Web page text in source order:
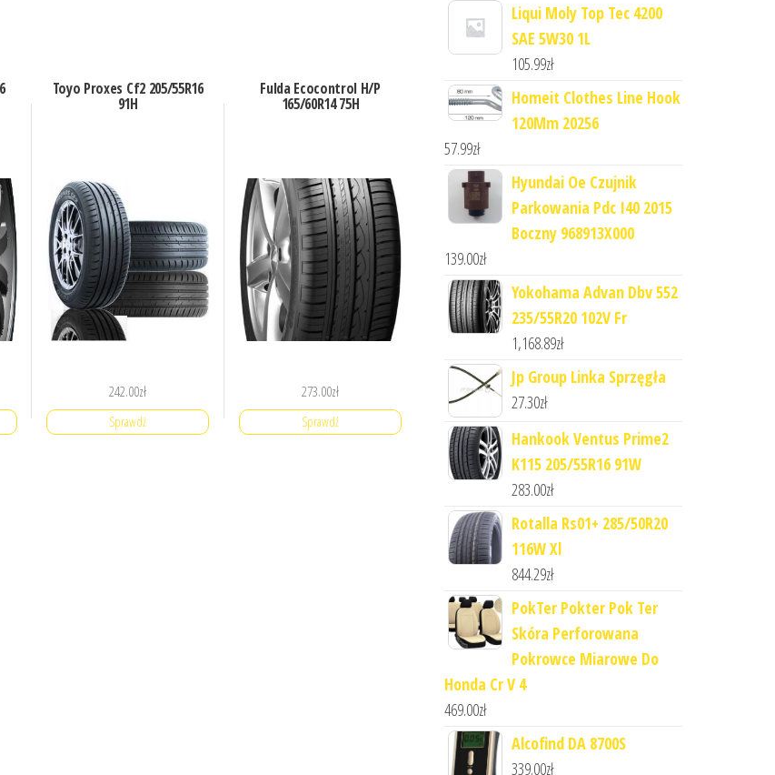
Toyo Proxes Cf2 205/55R16
91H
242.00zł
Sprawdź
Fulda Ecocontrol H/P
165/60R14 75H
273.00zł
Sprawdź
Liqui Moly Top Tec 4200
SAE 5W30 1L
105.99zł
Homeit Clothes Line Hook
120Mm 20256
57.99zł
Hyundai Oe Czujnik
Parkowania Pdc I40 2015
Boczny 968913X000
139.00zł
Yokohama Advan Dbv 552
235/55R20 102V Fr
1,168.89zł
Jp Group Linka Sprzęgła
27.30zł
Hankook Ventus Prime2
K115 205/55R16 91W
283.00zł
Rotalla Rs01+ 285/50R20
116W Xl
844.29zł
PokTer Pokter Pok Ter
Skóra Perforowana
Pokrowce Miarowe Do
Honda Cr V 4
469.00zł
Alcofind DA 8700S
339.00zł